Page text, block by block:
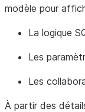
modèle pour
La logique
Les
Les
À partir des